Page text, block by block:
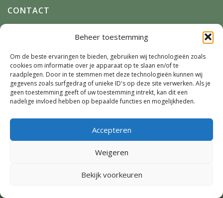
Beheer toestemming
Om de beste ervaringen te bieden, gebruiken wij technologieën zoals
cookies om informatie over je apparaat op te slaan en/of te
raadplegen. Door in te stemmen met deze technologieën kunnen wij
gegevens zoals surfgedrag of unieke ID's op deze site verwerken. Als je
geen toestemming geeft of uw toestemming intrekt, kan dit een
nadelige invloed hebben op bepaalde functies en mogelijkheden.
Accepteren
Weigeren
Bekijk voorkeuren
CONTACT
E-mail:Winterman.kunstnatuur@live.nl
Telefoon:0641124587
SOCIAL MEDIA
© Copyright - Anneke Winterman | Ontwerp & realisatie: